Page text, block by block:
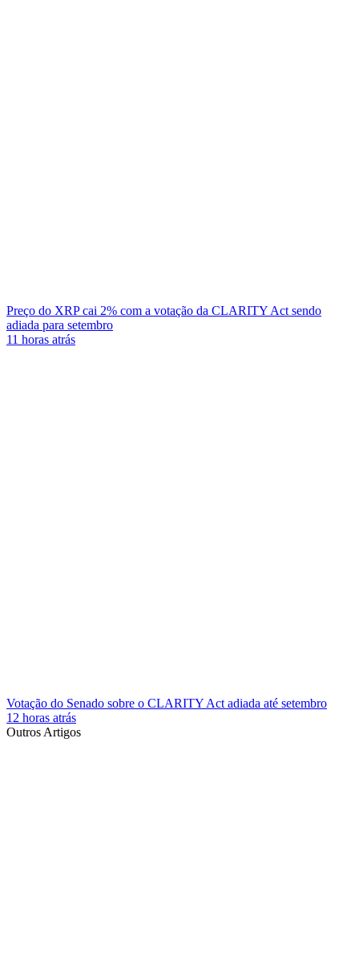
Preço do XRP cai 2% com a votação da CLARITY Act sendo
adiada para setembro
11 horas atrás
Votação do Senado sobre o CLARITY Act adiada até setembro
12 horas atrás
Outros Artigos